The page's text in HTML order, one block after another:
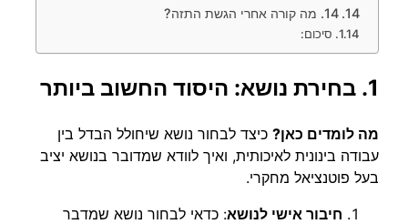
14. מה קורה אחרי הגשת התזה?
סיכום:
1. בחירת נושא: היסוד החשוב ביותר
מה לומדים כאן? כיצד לבחור נושא שיחולל הבדל בין
עבודה בינונית לאיכותית, ואיך לוודא שמדובר בנושא יציב
בעל פוטנציאל מחקרי.
חיבור אישי לנושא: כדאי לבחור נושא שמדבר